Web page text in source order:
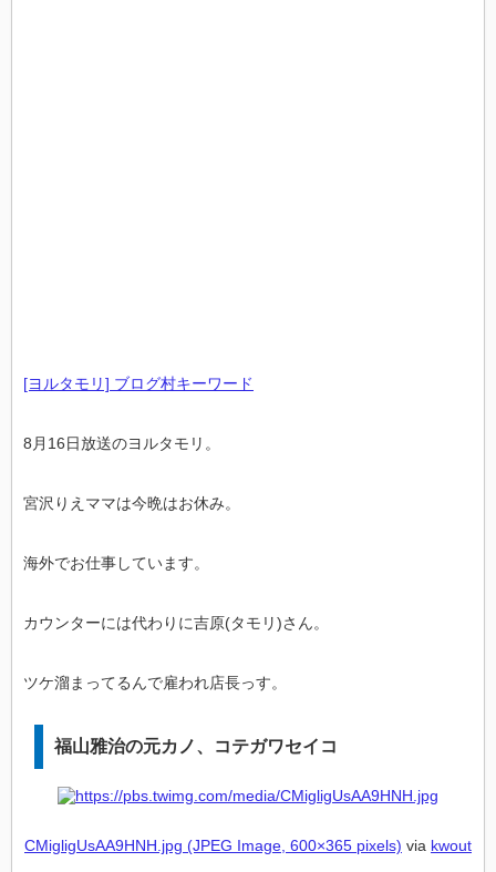
[ヨルタモリ] ブログ村キーワード
8月16日放送のヨルタモリ。
宮沢りえママは今晩はお休み。
海外でお仕事しています。
カウンターには代わりに吉原(タモリ)さん。
ツケ溜まってるんで雇われ店長っす。
福山雅治の元カノ、コテガワセイコ
CMigligUsAA9HNH.jpg (JPEG Image, 600×365 pixels) via kwout